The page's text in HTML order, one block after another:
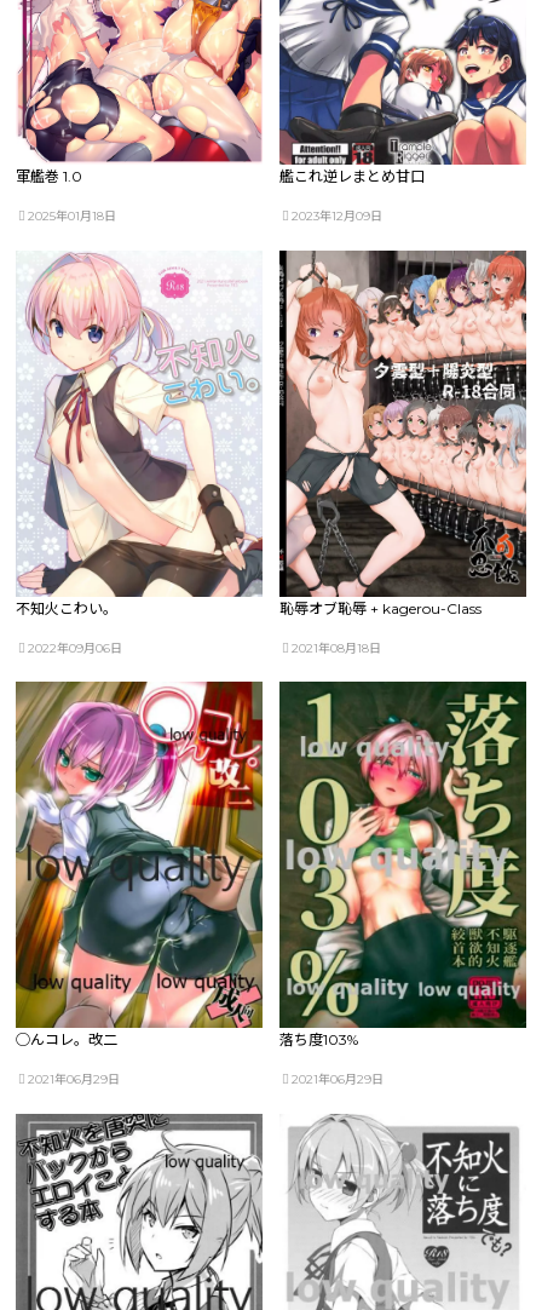
軍艦巻 1.0
2025年01月18日
艦これ逆レまとめ甘口
2023年12月09日
不知火こわい。
2022年09月06日
恥辱オブ恥辱 + kagerou-Class
2021年08月18日
◯んコレ。改二
2021年06月29日
落ち度103%
2021年06月29日